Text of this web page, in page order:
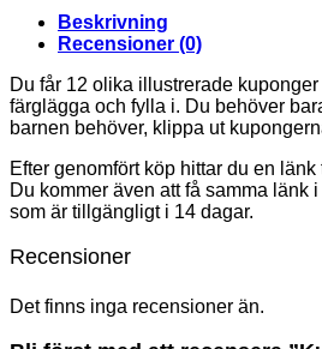
Beskrivning
Recensioner (0)
Du får 12 olika illustrerade
färglägga och fylla i. Du behöver
barnen behöver, klippa ut
Efter genomfört köp hittar du en
Du kommer även att få samma länk
som är tillgängligt i 14 dagar.
Recensioner
Det finns inga recensioner än.